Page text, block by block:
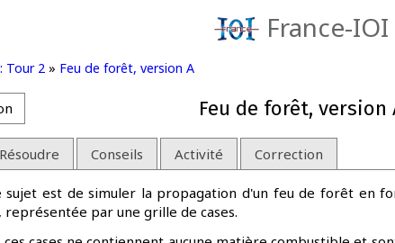
France-IOI
Tour 2 » Feu de forêt, version A
Feu de forêt, version
Résoudre Conseils Activité Correction
sujet est de simuler la propagation d'un feu de forêt en
par une grille de cases.